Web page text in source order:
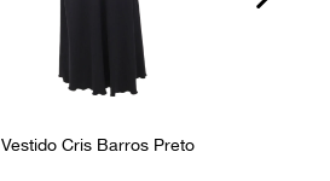
Vestido Cris Barros Preto